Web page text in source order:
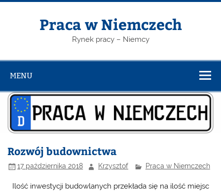
Skip
Praca w Niemczech
Rynek pracy – Niemcy
MENU
Rozwój budownictwa
17 października 2018 Krzysztof Praca w Niemczech
Ilość inwestycji budowlanych przekłada się na ilość miejsc